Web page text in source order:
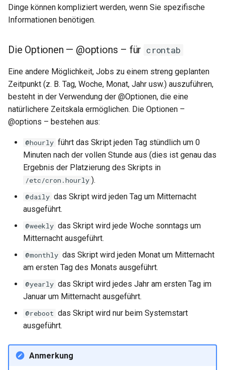
Dinge können kompliziert werden, wenn Sie spezifische
Informationen benötigen.
Die Optionen — @options – für crontab
Eine andere Möglichkeit, Jobs zu einem streng geplanten
Zeitpunkt (z. B. Tag, Woche, Monat, Jahr usw.) auszuführen,
besteht in der Verwendung der @Optionen, die eine
natürlichere Zeitskala ermöglichen. Die Optionen –
@options – bestehen aus:
@hourly führt das Skript jeden Tag stündlich um 0
Minuten nach der vollen Stunde aus (dies ist genau das
Ergebnis der Platzierung des Skripts in
/etc/cron.hourly ).
@daily das Skript wird jeden Tag um Mitternacht
ausgeführt.
@weekly das Skript wird jede Woche sonntags um
Mitternacht ausgeführt.
@monthly das Skript wird jeden Monat um Mitternacht
am ersten Tag des Monats ausgeführt.
@yearly das Skript wird jedes Jahr am ersten Tag im
Januar um Mitternacht ausgeführt.
@reboot das Skript wird nur beim Systemstart
ausgeführt.
Anmerkung